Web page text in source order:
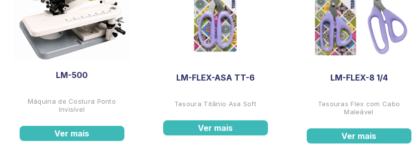
LM-500
Máquina de Costura Ponto
Invisível
Ver mais
LM-FLEX-ASA TT-6
Tesoura Titânio Asa Soft
Ver mais
LM-FLEX-8 1/4
Tesouras Flex com Cabo
Maleável
Ver mais